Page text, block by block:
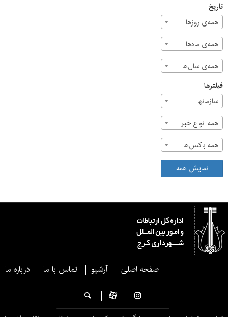
تاریخ
همه‌ی روزها
همه‌ی ماه‌ها
همه‌ی سال‌ها
فیلترها
سازمان‎ها
همه انواع خبر
همه باکس‌ها
نمایش همه
صفحه اصلی آرشیو تماس با ما درباره ما